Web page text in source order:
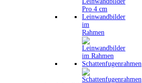
Leinwandbilder
im
Rahmen
Schattenfugenrahmen